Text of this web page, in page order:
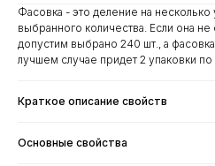
Фасовка - это деление на несколько
выбранного количества. Если она не
допустим выбрано 240 шт., а
лучшем случае придет 2 упаковки
Краткое описание свойств
Основные свойства